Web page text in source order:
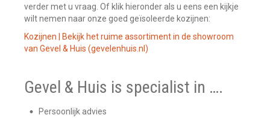
verder met u vraag. Of klik hieronder als u eens een kijkje
wilt nemen naar onze goed geïsoleerde kozijnen:
Kozijnen | Bekijk het ruime assortiment in de showroom
van Gevel & Huis (gevelenhuis.nl)
Gevel & Huis is specialist in ….
Persoonlijk advies